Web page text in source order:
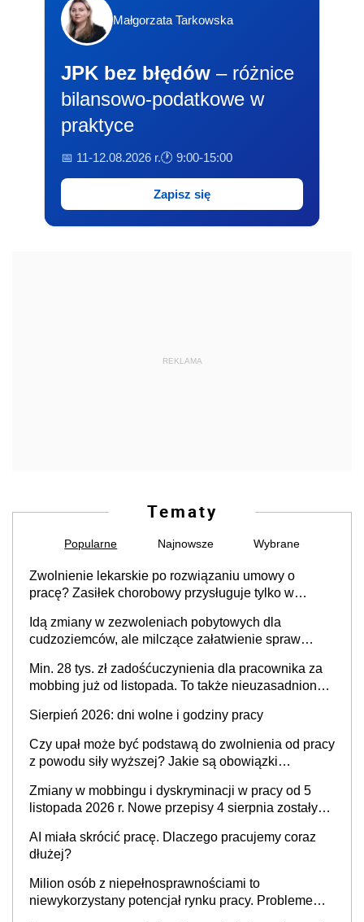
Małgorzata Tarkowska
JPK bez błędów – różnice
bilansowo-podatkowe w
praktyce
📅 11-12.08.2026 r.🕐 9:00-15:00
Zapisz się
REKLAMA
Tematy
Popularne Najnowsze Wybrane
Zwolnienie lekarskie po rozwiązaniu umowy o
pracę? Zasiłek chorobowy przysługuje tylko w
stosunku pracy
Idą zmiany w zezwoleniach pobytowych dla
cudzoziemców, ale milczące załatwienie spraw
Min. 28 tys. zł zadośćuczynienia dla pracownika za
mobbing już od listopada. To także nieuzasadniona
Sierpień 2026: dni wolne i godziny pracy
Czy upał może być podstawą do zwolnienia od pracy
z powodu siły wyższej? Jakie są obowiązki
Zmiany w mobbingu i dyskryminacji w pracy od 5
listopada 2026 r. Nowe przepisy 4 sierpnia zostały
AI miała skrócić pracę. Dlaczego pracujemy coraz
dłużej?
Milion osób z niepełnosprawnościami to
niewykorzystany potencjał rynku pracy. Problemem